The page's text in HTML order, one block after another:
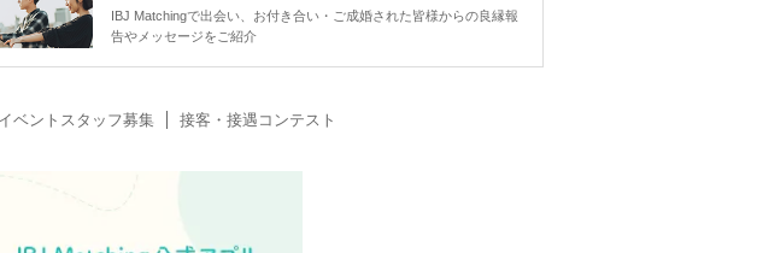
IBJ Matchingで出会い、お付き合い・ご成婚された皆様からの良縁報
告やメッセージをご紹介
ベントスタッフ募集 接客・接遇コンテスト